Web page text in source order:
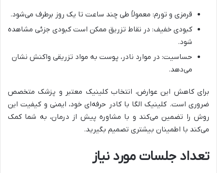
قرمزی و تورم: معمولاً طی چند ساعت تا یک روز برطرف می‌شود.
کبودی خفیف: در نقاط تزریق ممکن است کبودی جزئی مشاهده
شود.
حساسیت: در موارد نادر، پوست به مواد تزریقی واکنش نشان
می‌دهد.
برای کاهش این عوارض، انتخاب کلینیک معتبر و پزشک متخصص
ضروری است. کلینیک الگا با کادر حرفه‌ای خود، ایمنی و کیفیت این
روش را تضمین می‌کند و با مشاوره پیش از درمان، به شما کمک
می‌کند با اطمینان بیشتری تصمیم بگیرید.
تعداد جلسات مورد نیاز